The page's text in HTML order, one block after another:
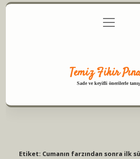
Gizlilik Politikası
menüyü
aç
Temiz Fikir
Sade ve keyifli önerilerle
Etiket: Cumanın farzından sonra ilk